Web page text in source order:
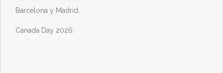
Barcelona y Madrid.
Canada Day 2026.